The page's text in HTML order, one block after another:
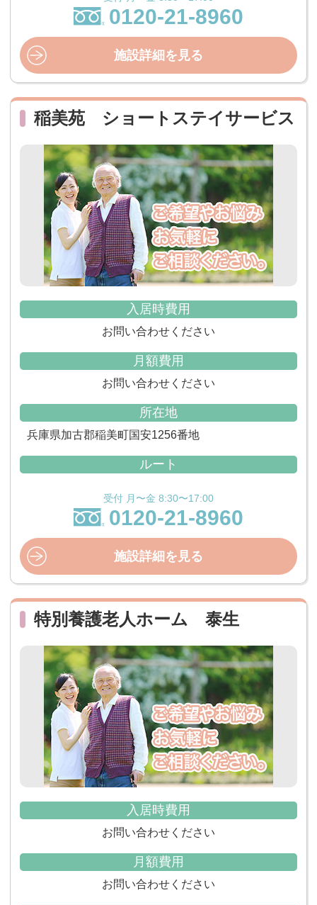
0120-21-8960
施設詳細を見る
稲美苑 ショートステイサービス
入居時費用
お問い合わせください
月額費用
お問い合わせください
所在地
兵庫県加古郡稲美町国安1256番地
ルート
受付 月〜金 8:30〜17:00
0120-21-8960
施設詳細を見る
特別養護老人ホーム 泰生
入居時費用
お問い合わせください
月額費用
お問い合わせください